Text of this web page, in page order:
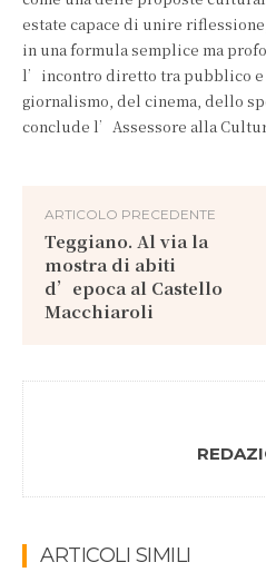
estate capace di unire
in una formula semplice ma
l’incontro diretto tra pubblico
giornalismo, del cinema, dello
conclude l’Assessore alla
ARTICOLO PRECEDENTE
Teggiano. Al via la
mostra di abiti
d’epoca al Castello
Macchiaroli
ARTICOLI SIMILI